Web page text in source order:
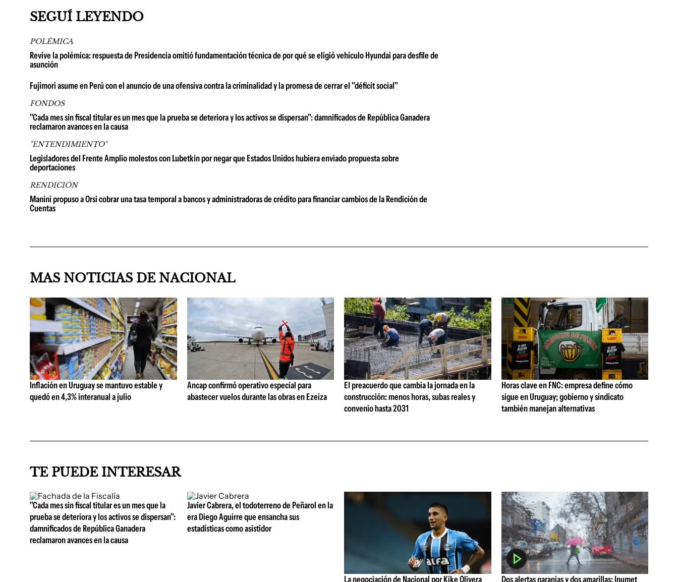
SEGUÍ LEYENDO
POLÉMICA
Revive la polémica: respuesta de Presidencia omitió fundamentación técnica de por qué se eligió vehículo Hyundai para desfile de
asunción
Fujimori asume en Perú con el anuncio de una ofensiva contra la criminalidad y la promesa de cerrar el "déficit social"
FONDOS
"Cada mes sin fiscal titular es un mes que la prueba se deteriora y los activos se dispersan": damnificados de República Ganadera
reclamaron avances en la causa
"ENTENDIMIENTO"
Legisladores del Frente Amplio molestos con Lubetkin por negar que Estados Unidos hubiera enviado propuesta sobre
deportaciones
RENDICIÓN
Manini propuso a Orsi cobrar una tasa temporal a bancos y administradoras de crédito para financiar cambios de la Rendición de
Cuentas
MAS NOTICIAS DE NACIONAL
Inflación en Uruguay se mantuvo estable y
quedó en 4,3% interanual a julio
Ancap confirmó operativo especial para
abastecer vuelos durante las obras en Ezeiza
El preacuerdo que cambia la jornada en la
construcción: menos horas, subas reales y
convenio hasta 2031
Horas clave en FNC: empresa define cómo
sigue en Uruguay; gobierno y sindicato
también manejan alternativas
TE PUEDE INTERESAR
"Cada mes sin fiscal titular es un mes que la
prueba se deteriora y los activos se dispersan":
damnificados de República Ganadera
reclamaron avances en la causa
Javier Cabrera, el todoterreno de Peñarol en la
era Diego Aguirre que ensancha sus
estadísticas como asistidor
La negociación de Nacional por Kike Olivera Dos alertas naranjas y dos amarillas: Inumet